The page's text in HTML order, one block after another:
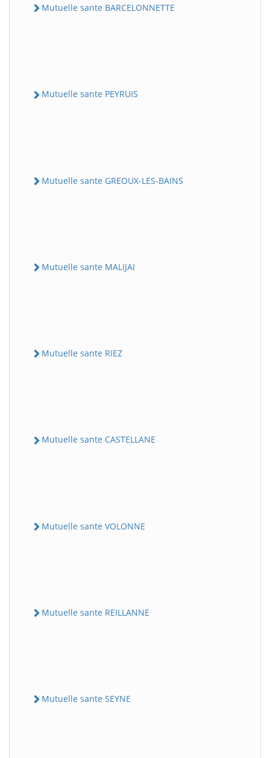
Mutuelle sante BARCELONNETTE
Mutuelle sante PEYRUIS
Mutuelle sante GREOUX-LES-BAINS
Mutuelle sante MALIJAI
Mutuelle sante RIEZ
Mutuelle sante CASTELLANE
Mutuelle sante VOLONNE
Mutuelle sante REILLANNE
Mutuelle sante SEYNE